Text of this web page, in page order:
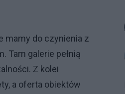
mamy do czynienia z
Tam galerie pełnią
Z kolei
a oferta obiektów